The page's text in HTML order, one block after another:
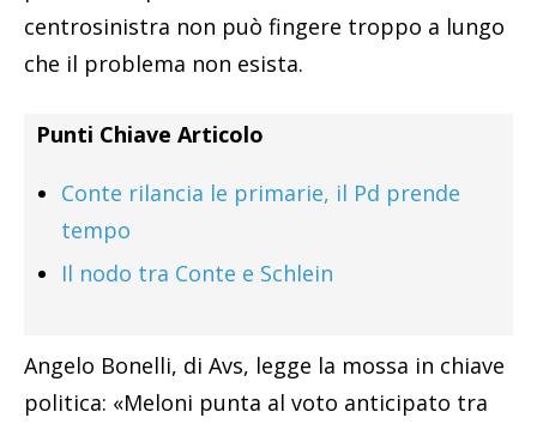
centrosinistra non può fingere troppo a lungo
che il problema non esista.
Punti Chiave Articolo
Conte rilancia le primarie, il Pd prende
tempo
Il nodo tra Conte e Schlein
Angelo Bonelli, di Avs, legge la mossa in chiave
politica: «Meloni punta al voto anticipato tra